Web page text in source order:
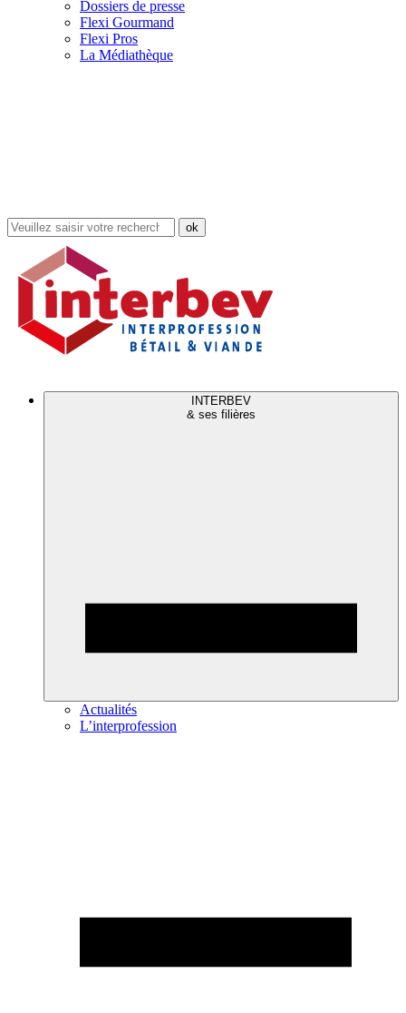
Dossiers de presse
Flexi Gourmand
Flexi Pros
La Médiathèque
Rechercher
dans
site
INTERBEV
& ses filières
Actualités
L’interprofession